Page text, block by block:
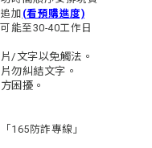
加 (看預購進度)
能至30-40工作日
/文字以免觸法。
勿糾結文字。
困擾。
165防詐專線」